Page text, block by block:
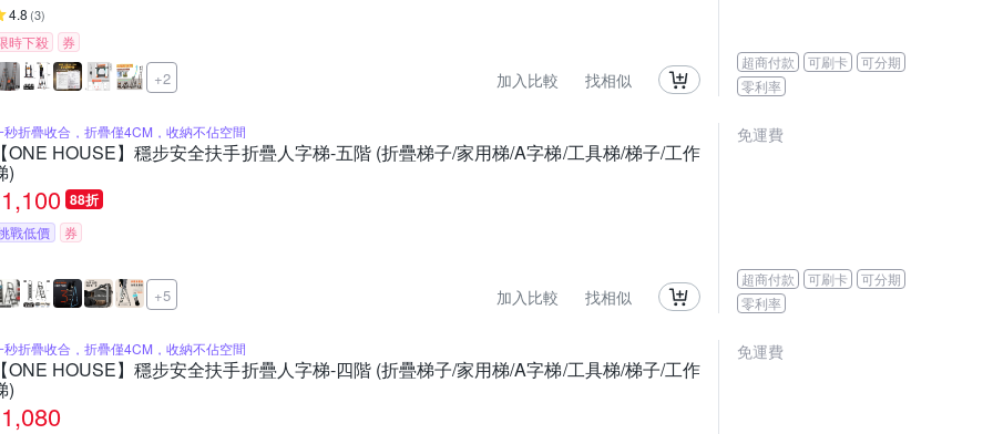
4.8 (3)
時下殺 券
+2 加入比較 找相似
超商付款 可刷卡
可分期
零利率
秒折疊收合，折疊僅4CM，收納不佔空間
ONE HOUSE】穩步安全扶手折疊人字梯-五階 (折疊梯子/家用梯/A字梯/工具梯/梯子/工作
)
1,100 88折
戰低價 券
+5 加入比較 找相似
免運費
超商付款 可刷卡
可分期
零利率
秒折疊收合，折疊僅4CM，收納不佔空間
ONE HOUSE】穩步安全扶手折疊人字梯-四階 (折疊梯子/家用梯/A字梯/工具梯/梯子/工作
)
1,080
免運費